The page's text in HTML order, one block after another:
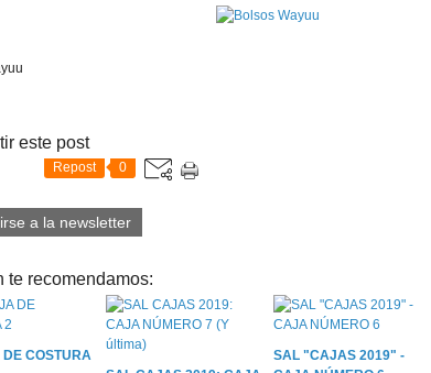
este post
Repost 0
a la newsletter
te recomendamos:
COSTURA
SAL "CAJAS 2019" -